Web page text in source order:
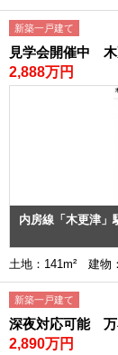
新築一戸建て
見学会開催中 木
2,888万円
内房線「木更津」
土地：141m² 建
新築一戸建て
深夜対応可能 万
2,890万円